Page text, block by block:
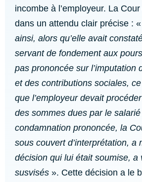
incombe à l’employeur. La
dans un attendu clair précise : «
ainsi, alors qu’elle avait
servant de fondement aux
pas prononcée sur l’imputation
et des contributions sociales,
que l’employeur devait
des sommes dues par le
condamnation prononcée, la
sous couvert d’interprétation, a
décision qui lui était soumise, a
susvisés ». Cette décision a le